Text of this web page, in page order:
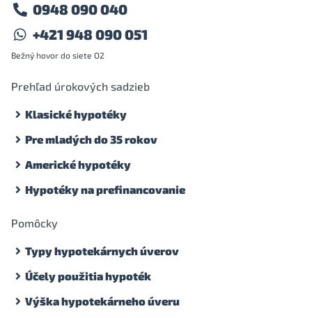
0948 090 040
+421 948 090 051
Bežný hovor do siete O2
Prehľad úrokových sadzieb
Klasické hypotéky
Pre mladých do 35 rokov
Americké hypotéky
Hypotéky na prefinancovanie
Pomôcky
Typy hypotekárnych úverov
Účely použitia hypoték
Výška hypotekárneho úveru